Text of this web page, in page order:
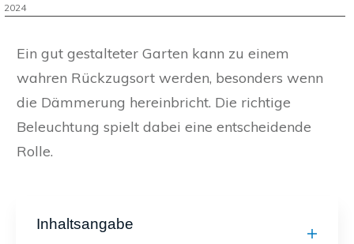
2024
Ein gut gestalteter Garten kann zu einem
wahren Rückzugsort werden, besonders wenn
die Dämmerung hereinbricht. Die richtige
Beleuchtung spielt dabei eine entscheidende
Rolle.
Inhaltsangabe